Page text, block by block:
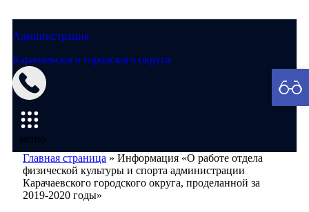
Администрация
Карачаевского городского округа
меню
Главная страница » Информация «О работе отдела
физической культуры и спорта администрации
Карачаевского городского округа, проделанной за
2019-2020 годы»
Мэрия